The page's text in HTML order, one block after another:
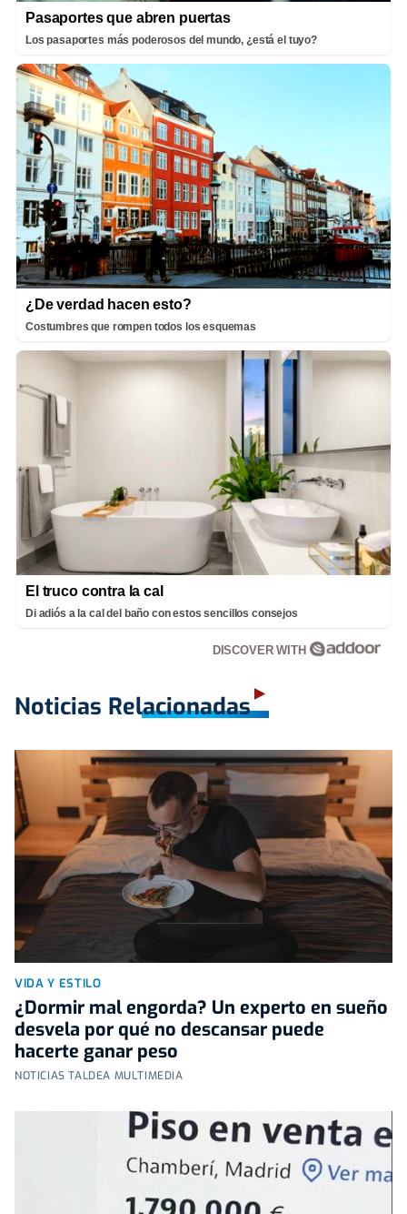
Pasaportes que abren puertas
Los pasaportes más poderosos del mundo, ¿está el tuyo?
¿De verdad hacen esto?
Costumbres que rompen todos los esquemas
El truco contra la cal
Di adiós a la cal del baño con estos sencillos consejos
DISCOVER WITH
Noticias Relacionadas
VIDA Y ESTILO
¿Dormir mal engorda? Un experto en sueño
desvela por qué no descansar puede
hacerte ganar peso
NOTICIAS TALDEA MULTIMEDIA